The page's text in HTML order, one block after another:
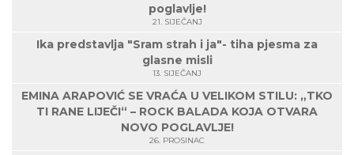
poglavlje!
21. SIJEČANJ
Ika predstavlja "Sram strah i ja"- tiha pjesma za
glasne misli
13. SIJEČANJ
EMINA ARAPOVIĆ SE VRAĆA U VELIKOM STILU: „TKO
TI RANE LIJEČI“ – ROCK BALADA KOJA OTVARA
NOVO POGLAVLJE!
26. PROSINAC